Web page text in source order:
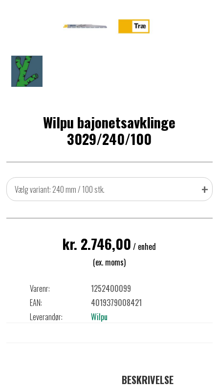
Wilpu bajonetsavklinge
3029/240/100
Vælg variant: 240 mm / 100 stk. +
kr. 2.746,00 / enhed
(ex. moms)
Varenr:
1252400099
EAN:
4019379008421
Leverandør:
Wilpu
BESKRIVELSE